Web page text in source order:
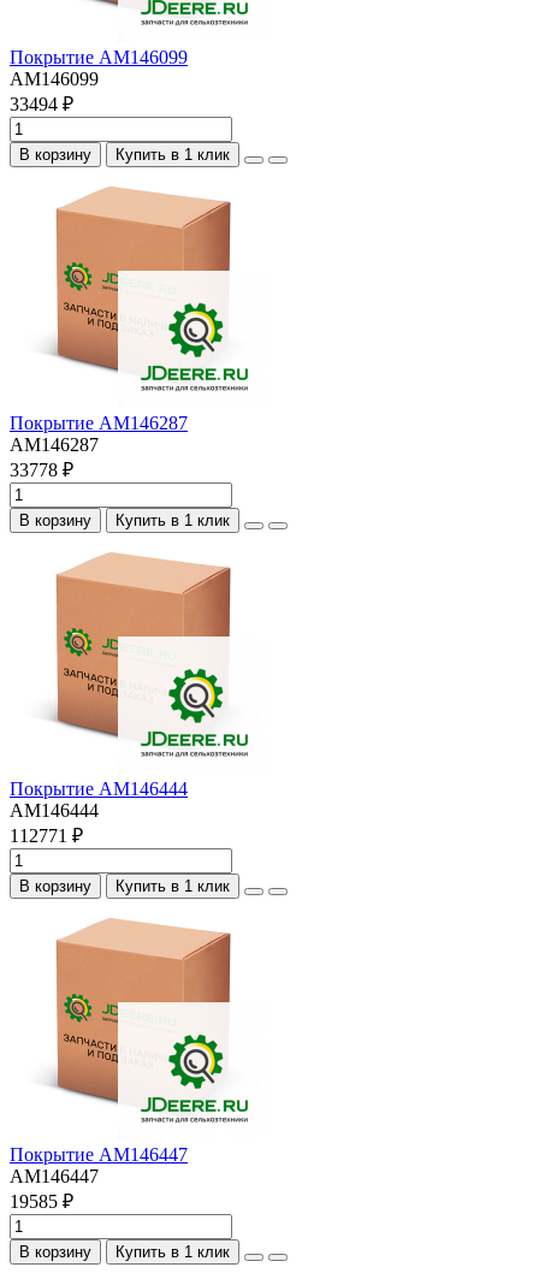
Покрытие AM146099
AM146099
33494 ₽
В корзину Купить в 1 клик
Покрытие AM146287
AM146287
33778 ₽
В корзину Купить в 1 клик
Покрытие AM146444
AM146444
112771 ₽
В корзину Купить в 1 клик
Покрытие AM146447
AM146447
19585 ₽
В корзину Купить в 1 клик